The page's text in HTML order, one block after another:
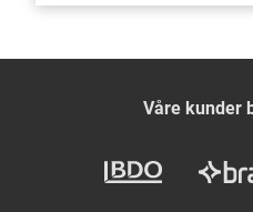
Våre kunder